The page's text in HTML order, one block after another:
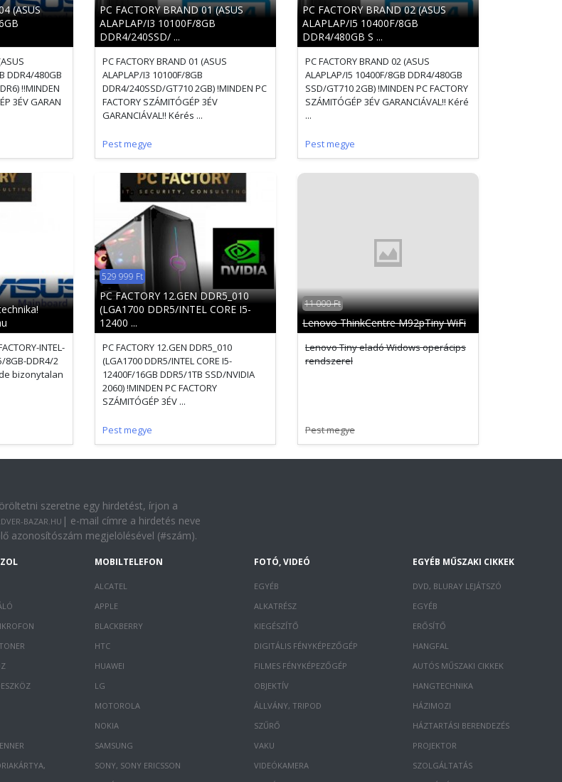
(ASUS
DDR4/480GB
!!MINDEN
3ÉV GARAN
PC FACTORY BRAND 01 (ASUS
ALAPLAP/I3 10100F/8GB
DDR4/240SSD/ ...
PC FACTORY BRAND 01 (ASUS
ALAPLAP/I3 10100F/8GB
DDR4/240SSD/GT710 2GB) !MINDEN PC
FACTORY SZÁMITÓGÉP 3ÉV
GARANCIÁVAL!! Kérés ...
Pest megye
PC FACTORY BRAND 02 (ASUS
ALAPLAP/I5 10400F/8GB
DDR4/480GB S ...
PC FACTORY BRAND 02 (ASUS
ALAPLAP/I5 10400F/8GB DDR4/480GB
SSD/GT710 2GB) !MINDEN PC FACTORY
SZÁMITÓGÉP 3ÉV GARANCIÁVAL!! Kéré
...
Pest megye
INTEL-
8GB-DDR4/2
bizonytalan
529 999 Ft
PC FACTORY 12.GEN DDR5_010
(LGA1700 DDR5/INTEL CORE I5-
12400 ...
PC FACTORY 12.GEN DDR5_010
(LGA1700 DDR5/INTEL CORE I5-
12400F/16GB DDR5/1TB SSD/NVIDIA
2060) !MINDEN PC FACTORY
SZÁMITÓGÉP 3ÉV ...
Pest megye
11 000 Ft
Lenovo ThinkCentre M92pTiny WiFi
Lenovo Tiny eladó Widows operácips
rendszerel
Pest megye
szeretne egy hirdetést, írjon a
BAZAR.HU | e-mail címre a hirdetés neve
azonosítószám megjelölésével (#szám).
MOBILTELEFON
ALCATEL
APPLE
BLACKBERRY
HTC
HUAWEI
LG
MOTOROLA
NOKIA
SAMSUNG
SONY, SONY ERICSSON
FOTÓ, VIDEÓ
EGYÉB
ALKATRÉSZ
KIEGÉSZÍTŐ
DIGITÁLIS FÉNYKÉPEZŐGÉP
FILMES FÉNYKÉPEZŐGÉP
OBJEKTÍV
ÁLLVÁNY, TRIPOD
SZŰRŐ
VAKU
VIDEÓKAMERA
EGYÉB MŰSZAKI CIKKEK
DVD, BLURAY LEJÁTSZÓ
EGYÉB
ERŐSÍTŐ
HANGFAL
AUTÓS MŰSZAKI CIKKEK
HANGTECHNIKA
HÁZIMOZI
HÁZTARTÁSI BERENDEZÉS
PROJEKTOR
SZOLGÁLTATÁS